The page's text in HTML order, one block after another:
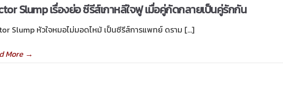
Slump เรื่องย่อ ซีรีส์เกาหลีใจฟู เมื่อคู่กัดกลายเป็นคู่รักกัน
Slump หัวใจหมอไม่มอดไหม้ เป็นซีรีส์การแพทย์ ดราม […]
More→